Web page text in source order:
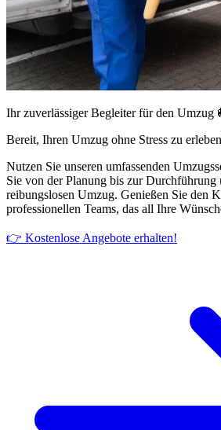
Ihr zuverlässiger Begleiter für den Umzug
Bereit, Ihren Umzug ohne Stress zu
Nutzen Sie unseren umfassenden
Sie von der Planung bis zur Durchführung
reibungslosen Umzug. Genießen Sie den
professionellen Teams, das all Ihre
👉 Kostenlose Angebote erhalten!